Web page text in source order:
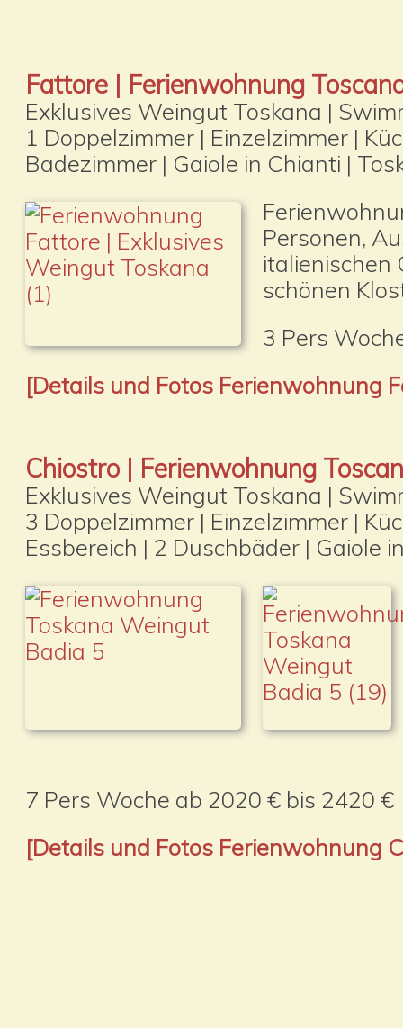
Fattore | Ferienwohnung
Exklusives Weingut Toskana |
1 Doppelzimmer | Einzelzimmer |
Badezimmer | Gaiole in Chianti |
Personen,
italienischen
schönen
3 Pers
[Details und Fotos Ferienwohnung
Chiostro | Ferienwohnung
Exklusives Weingut Toskana |
3 Doppelzimmer | Einzelzimmer |
Essbereich | 2 Duschbäder | Gaiole
7 Pers Woche ab 2020 € bis 2420 €
[Details und Fotos Ferienwohnung